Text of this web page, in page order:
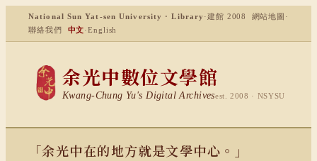
National Sun Yat-sen University · Library ·建館 2008 網站地圖 ·
聯絡我們
中文·English
余光中數位文學館
Kwang-Chung Yu's Digital Archivesest. 2008 · NSYSU
「余光中在的地方就是文學中心。」